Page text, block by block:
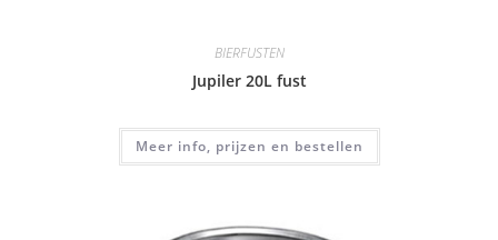
BIERFUSTEN
Jupiler 20L fust
Meer info, prijzen en bestellen